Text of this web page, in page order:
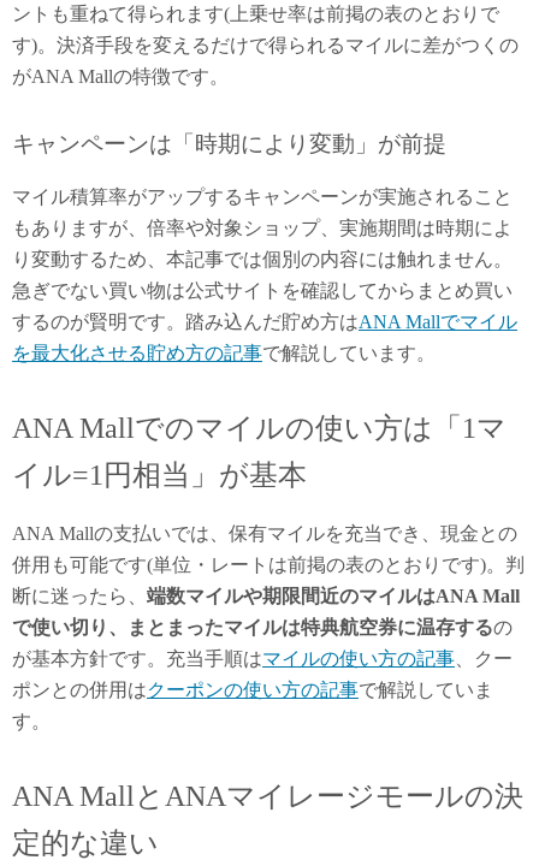
ントも重ねて得られます(上乗せ率は前掲の表のとおりで
す)。決済手段を変えるだけで得られるマイルに差がつくの
がANA Mallの特徴です。
キャンペーンは「時期により変動」が前提
マイル積算率がアップするキャンペーンが実施されること
もありますが、倍率や対象ショップ、実施期間は時期によ
り変動するため、本記事では個別の内容には触れません。
急ぎでない買い物は公式サイトを確認してからまとめ買い
するのが賢明です。踏み込んだ貯め方はANA Mallでマイル
を最大化させる貯め方の記事で解説しています。
ANA Mallでのマイルの使い方は「1マ
イル=1円相当」が基本
ANA Mallの支払いでは、保有マイルを充当でき、現金との
併用も可能です(単位・レートは前掲の表のとおりです)。判
断に迷ったら、 端数マイルや期限間近のマイルはANA Mall
で使い切り、まとまったマイルは特典航空券に温存するの
が基本方針です。充当手順はマイルの使い方の記事 、クー
ポンとの併用はクーポンの使い方の記事で解説していま
す。
ANA MallとANAマイレージモールの決
定的な違い